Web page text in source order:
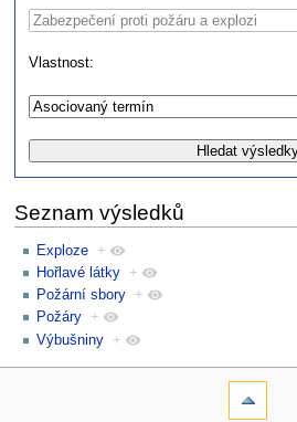
Vlastnost:
Seznam výsledků
Exploze
+
Hořlavé látky
+
Požární sbory
+
Požáry
+
Výbušniny
+